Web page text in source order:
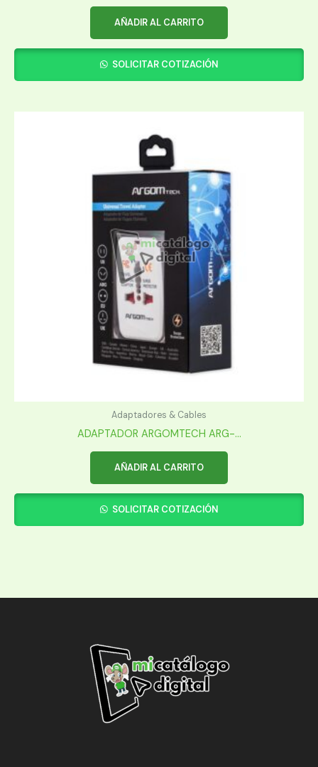
AÑADIR AL CARRITO
SOLICITAR COTIZACIÓN
Adaptadores & Cables
ADAPTADOR ARGOMTECH ARG-...
AÑADIR AL CARRITO
SOLICITAR COTIZACIÓN